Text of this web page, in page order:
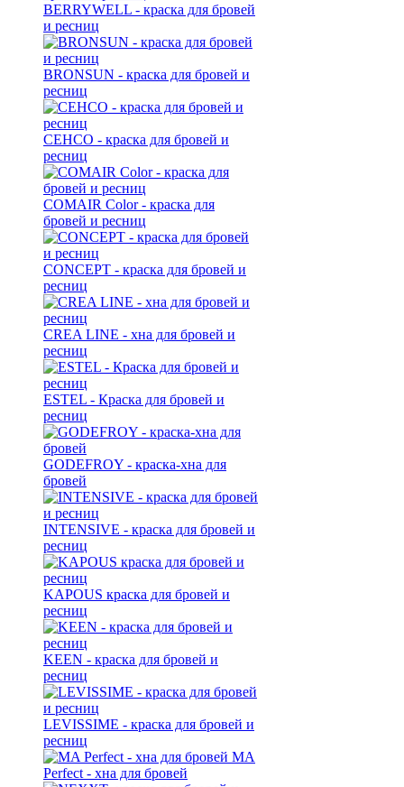
BERRYWELL - краска для бровей
и ресниц
BRONSUN - краска для бровей и
ресниц
CEHCO - краска для бровей и
ресниц
COMAIR Color - краска для
бровей и ресниц
CONCEPT - краска для бровей и
ресниц
CREA LINE - хна для бровей и
ресниц
ESTEL - Краска для бровей и
ресниц
GODEFROY - краска-хна для
бровей
INTENSIVE - краска для бровей и
ресниц
KAPOUS краска для бровей и
ресниц
KEEN - краска для бровей и
ресниц
LEVISSIME - краска для бровей и
ресниц
MA
Perfect - хна для бровей